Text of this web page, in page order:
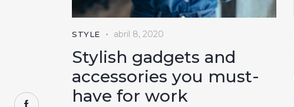
STYLE abril 8, 2020
Stylish gadgets and
accessories you must-
have for work